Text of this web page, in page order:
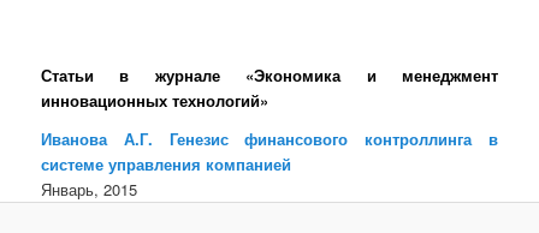
Статьи в журнале «Экономика и менеджмент
инновационных технологий»
Иванова А.Г. Генезис финансового контроллинга в
системе управления компанией
Январь, 2015